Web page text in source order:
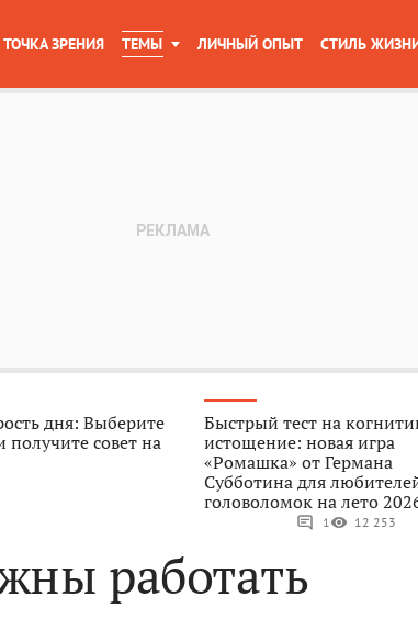
ТОЧКА ЗРЕНИЯ ТЕМЫ ЛИЧНЫЙ ОПЫТ СТИЛЬ
дня: Выберите
получите совет на
Быстрый тест на
истощение: новая игра
«Ромашка» от Германа
Субботина для
головоломок на лето
1 12 253
работать